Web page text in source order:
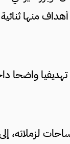
العديد من المناسبات الكبرى، وحقق جائزة هداف كأس العرب في قطر بتسجيله 6 أهداف
تهديفيا واضحا
خلق المساحات لزملائه،